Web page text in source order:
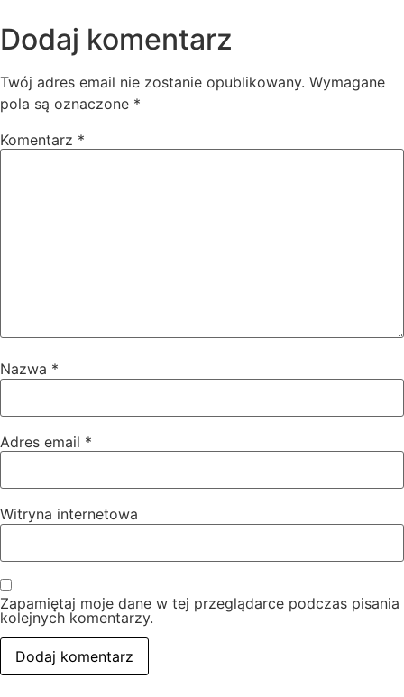
Dodaj komentarz
Twój adres email nie zostanie opublikowany. Wymagane
pola są oznaczone *
Komentarz *
Nazwa *
Adres email *
Witryna internetowa
Zapamiętaj moje dane w tej przeglądarce podczas pisania
kolejnych komentarzy.